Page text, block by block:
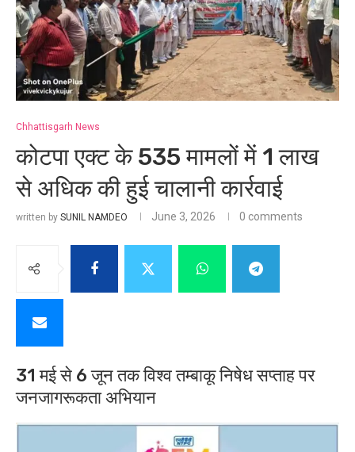
Chhattisgarh News
कोटपा एक्ट के 535 मामलों में 1 लाख
से अधिक की हुई चालानी कार्रवाई
written by SUNIL NAMDEO June 3, 2026 0 comments
31 मई से 6 जून तक विश्व तम्बाकू निषेध सप्ताह पर
जनजागरूकता अभियान